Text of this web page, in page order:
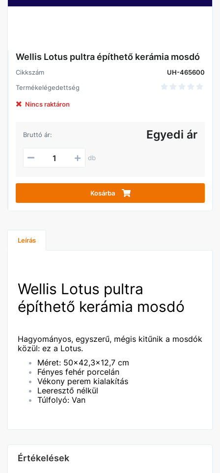
Wellis Lotus pultra építhető kerámia mosdó
Cikkszám
UH-465600
Termékelégedettség
Nincs raktáron
Bruttó ár: Egyedi ár
db
Kosárba
Leírás
Wellis Lotus pultra
építhető kerámia mosdó
Hagyományos, egyszerű, mégis kitűnik a mosdók
közül: ez a Lotus.
Méret: 50×42,3×12,7 cm
Fényes fehér porcelán
Vékony perem kialakítás
Leeresztő nélkül
Túlfolyó: Van
Értékelések